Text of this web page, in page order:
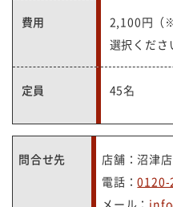
費用
2,100円（
選択くださ
定員 45名
問合せ先
店舗：沼津店
電話：0120-